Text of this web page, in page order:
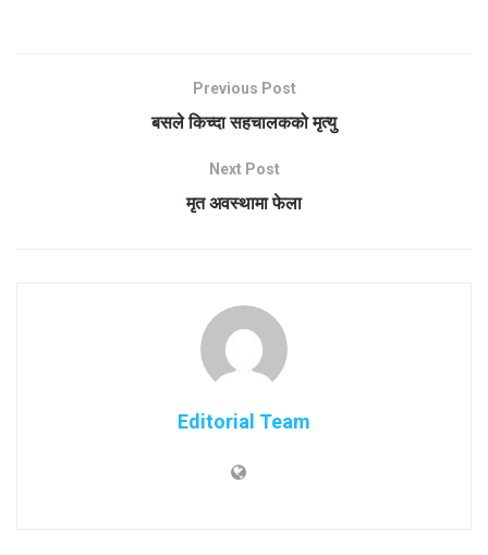
Previous Post
बसले किच्दा सहचालकको मृत्यु
Next Post
मृत अवस्थामा फेला
Editorial Team